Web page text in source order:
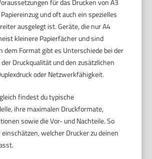
und oft auch ein spezielles
ausgelegt ist. Geräte, die nur A4
kleinere Papierfächer und sind
dem Format gibt es Unterschiede bei der
Druckqualität und den zusätzlichen
oder Netzwerkfähigkeit.
findest du typische
ihre maximalen Druckformate,
sowie die Vor- und Nachteile. So
welcher Drucker zu deinen